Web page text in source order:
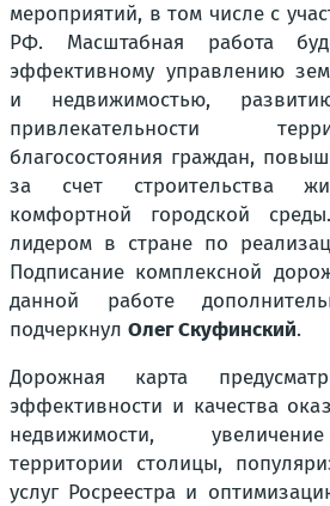
мероприятий, в том числе с
РФ. Масштабная работа
эффективному управлению
и недвижимостью,
привлекательности
благосостояния граждан,
за счет строительства
комфортной городской
лидером в стране по
Подписание комплексной
данной работе
подчеркнул Олег Скуфинский.
Дорожная карта
эффективности и качества
недвижимости,
территории столицы,
услуг Росреестра и